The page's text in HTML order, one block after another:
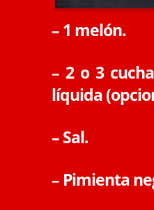
– 1 melón.
– 2 o 3
líquida
– Sal.
– Pimienta